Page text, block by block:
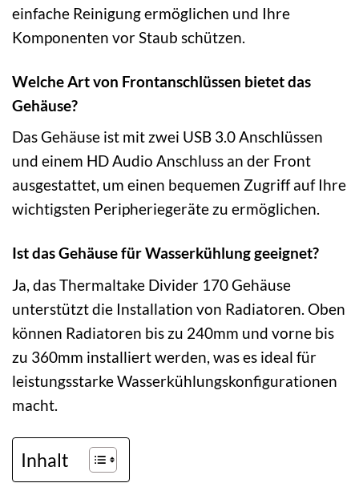
einfache Reinigung ermöglichen und Ihre
Komponenten vor Staub schützen.
Welche Art von Frontanschlüssen bietet das
Gehäuse?
Das Gehäuse ist mit zwei USB 3.0 Anschlüssen
und einem HD Audio Anschluss an der Front
ausgestattet, um einen bequemen Zugriff auf Ihre
wichtigsten Peripheriegeräte zu ermöglichen.
Ist das Gehäuse für Wasserkühlung geeignet?
Ja, das Thermaltake Divider 170 Gehäuse
unterstützt die Installation von Radiatoren. Oben
können Radiatoren bis zu 240mm und vorne bis
zu 360mm installiert werden, was es ideal für
leistungsstarke Wasserkühlungskonfigurationen
macht.
Inhalt